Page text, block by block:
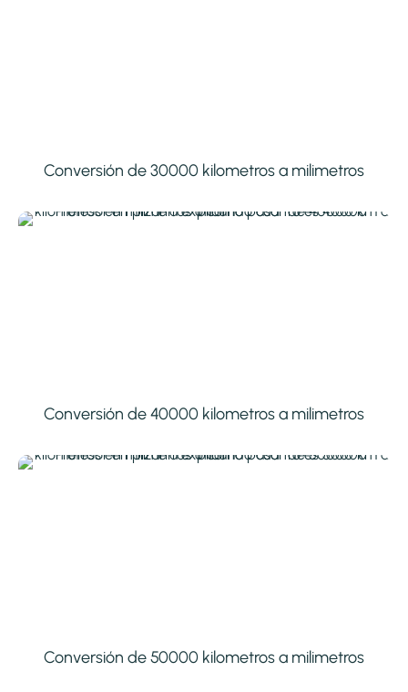
Conversión de 30000 kilometros a milimetros
Conversión de 40000 kilometros a milimetros
Conversión de 50000 kilometros a milimetros